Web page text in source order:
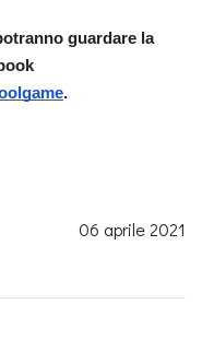
guardare la
.
06 aprile 2021